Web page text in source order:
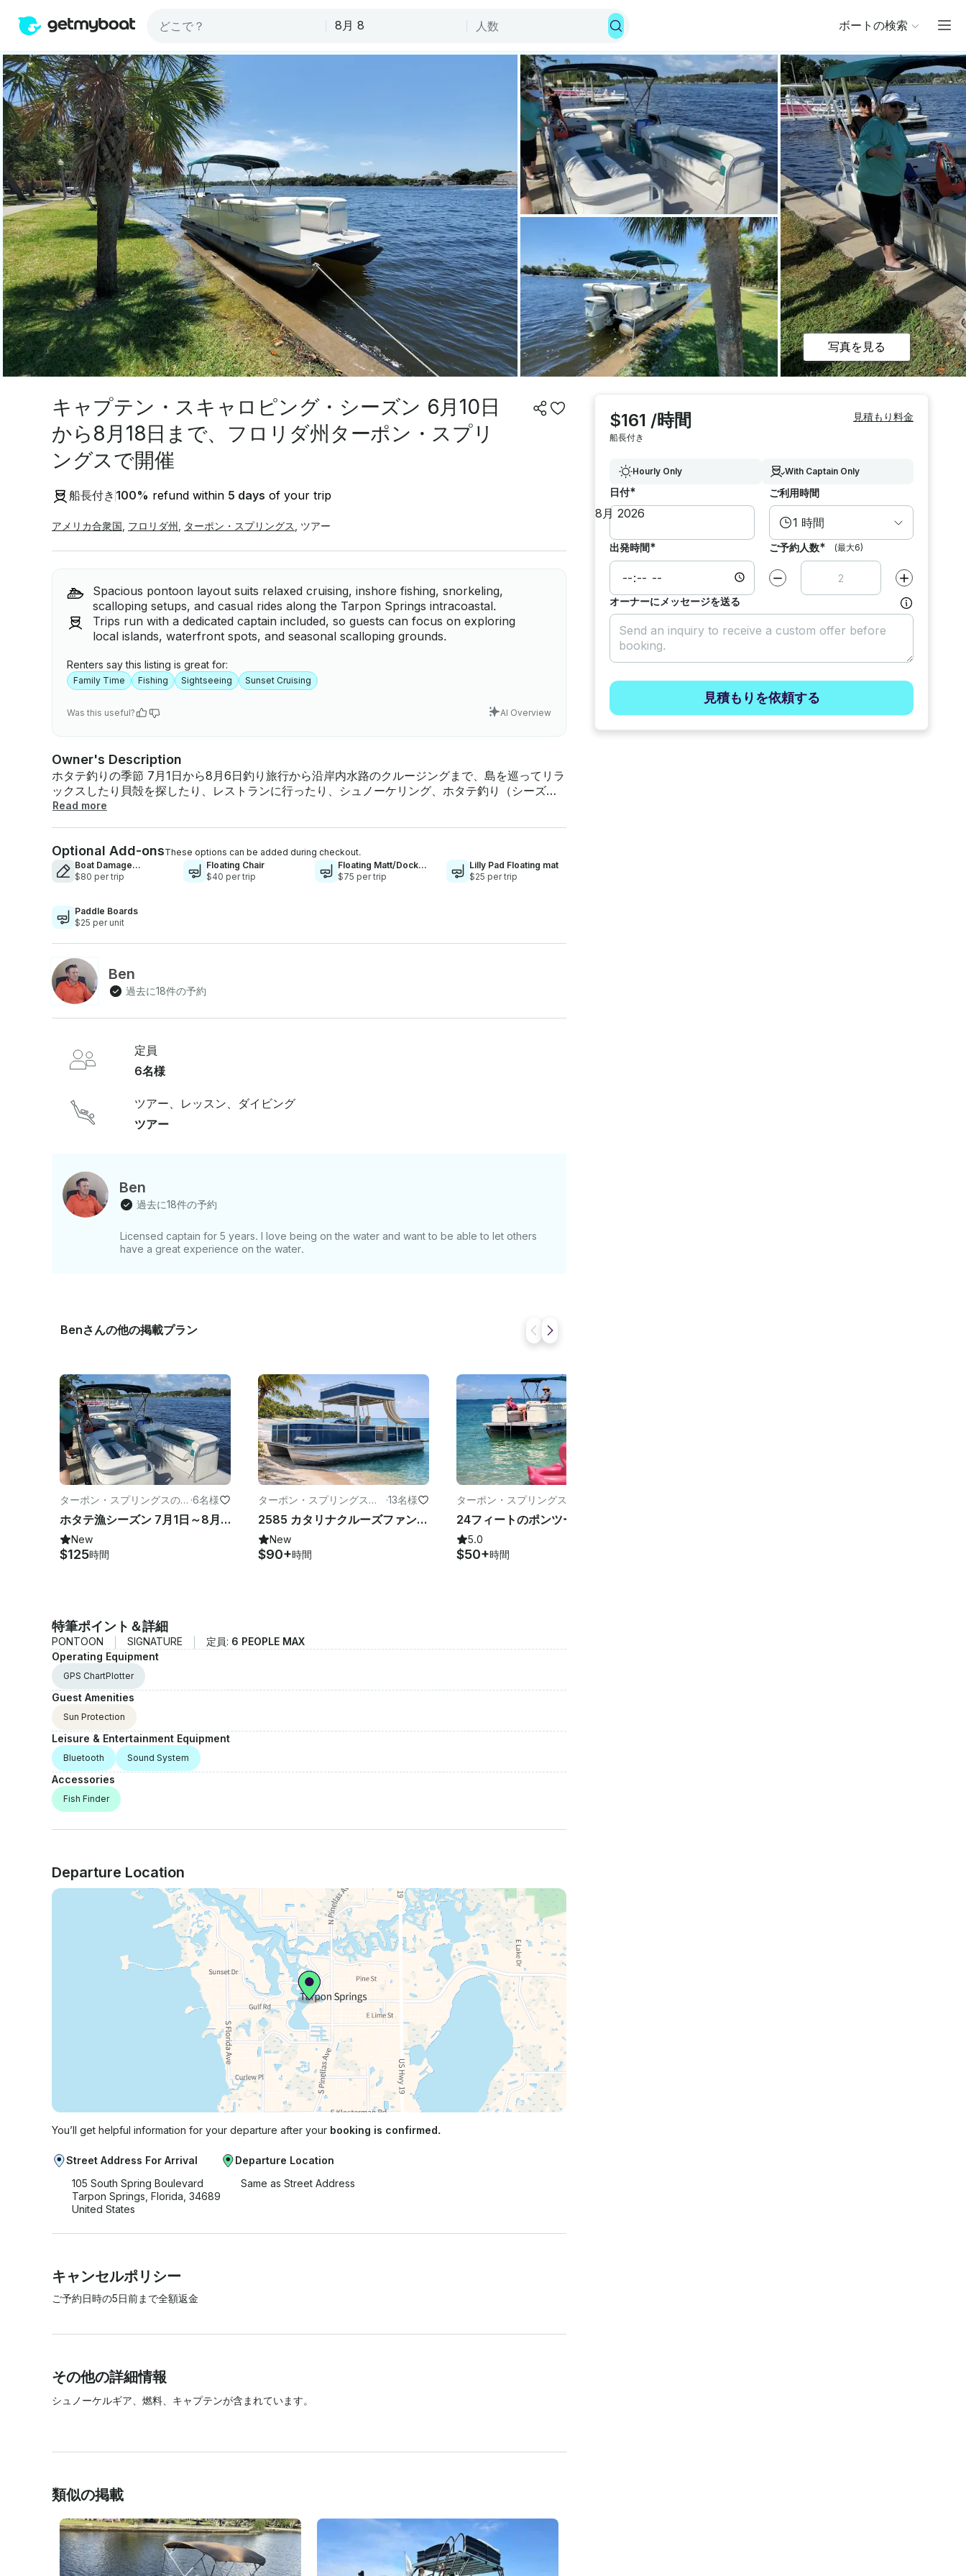
ボートの検索
写真を見る
キャプテン・スキャロピング・シーズン 6月10日
から8月18日まで、フロリダ州ターポン・スプリ
ングスで開催
船長付き 100% refund within 5 days of your trip
アメリカ合衆国 フロリダ州 ターポン・スプリングス ツアー
Spacious pontoon layout suits relaxed cruising, inshore fishing, snorkeling,
scalloping setups, and casual rides along the Tarpon Springs intracoastal.
Trips run with a dedicated captain included, so guests can focus on exploring
local islands, waterfront spots, and seasonal scalloping grounds.
Renters say this listing is great for:
Family Time Fishing Sightseeing Sunset Cruising
Was this useful? AI Overview
Owner's Description
ホタテ釣りの季節 7月1日から8月6日釣り旅行から沿岸内水路のクルージングまで、島を巡ってリラ
ックスしたり貝殻を探したり、レストランに行ったり、シュノーケリング、ホタテ釣り（シーズン
中）、イルカウォッチング、夕日などを楽しめます。必要なものを提供いたしますので、ご希望を
ーポンスプリングス、パームハーバー、ダニーデン、ニューポートリッチー、ハドソンなどの海を
探索し、素晴らしい一日を過ごしてください。 スタンドアップパドルボードは各ボード50ドル、釣
り竿は25ドルで購入できます
Read more
Optional Add-onsThese options can be added during checkout.
Boat Damage
Insurance
$80 per trip
Floating Chair
$40 per trip
Floating Matt/Dock
8x16
$75 per trip
Lilly Pad Floating mat
$25 per trip
Paddle Boards
$25 per unit
Ben
過去に18件の予約
定員
6名様
ツアー、レッスン、ダイビング
ツアー
Ben
過去に18件の予約
Licensed captain for 5 years. I love being on the water and want to be able to let others
have a great experience on the water.
Benさんの他の掲載プラン
ターポン・スプリングスのフ
ィッシング
·6名様
ホタテ漁シーズン 7月1日～8月6日
New
$125時間
ターポン・スプリングスの
パワーボート
·13名様
2585 カタリナクルーズファンシップダブルデッカーポンツーン TS 平日 100% オフ
New
$90+時間
ターポン・スプリングスのツ
アー
5.0
$50+時間
特筆ポイント＆詳細
PONTOON SIGNATURE 定員: 6 PEOPLE MAX
Operating Equipment
GPS ChartPlotter
Guest Amenities
Sun Protection
Leisure & Entertainment Equipment
Bluetooth Sound System
Accessories
Fish Finder
Departure Location
You’ll get helpful information for your departure after your booking is confirmed.
Street Address For Arrival
105 South Spring Boulevard
Tarpon Springs, Florida, 34689
United States
Departure Location
Same as Street Address
キャンセルポリシー
ご予約日時の5日前まで全額返金
その他の詳細情報
シュノーケルギア、燃料、キャプテンが含まれています。
類似の掲載
$161 /時間
船長付き
見積もり料金
Hourly Only With Captain Only
日付* ご利用時間
1 時間
出発時間* ご予約人数* (最大6)
減らす 増やす
オーナーにメッセージを送る
見積もりを依頼する